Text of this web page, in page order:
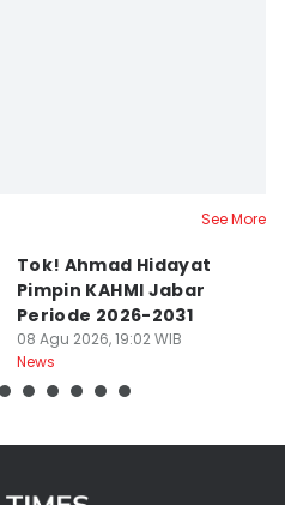
See More
Tok! Ahmad Hidayat
Pimpin KAHMI Jabar
Periode 2026-2031
08 Agu 2026, 19:02 WIB
News